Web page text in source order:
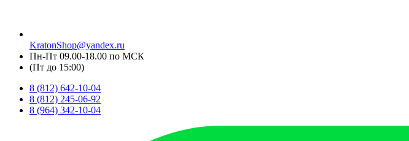
KratonShop@yandex.ru
Пн-Пт 09.00-18.00 по МСК
(Пт до 15:00)
8 (812) 642-10-04
8 (812) 245-06-92
8 (964) 342-10-04